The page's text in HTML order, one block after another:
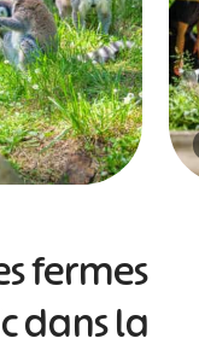
fermes
dans la